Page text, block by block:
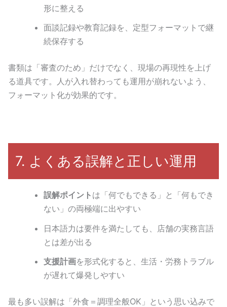
形に整える
面談記録や教育記録を、定型フォーマットで継
続保存する
書類は「審査のため」だけでなく、現場の再現性を上げ
る道具です。人が入れ替わっても運用が崩れないよう、
フォーマット化が効果的です。
7. よくある誤解と正しい運用
誤解ポイント は「何でもできる」と「何もでき
ない」の両極端に出やすい
日本語力は要件を満たしても、店舗の実務言語
とは差が出る
支援計画を形式化すると、生活・労務トラブル
が遅れて爆発しやすい
最も多い誤解は「外食＝調理全般OK」という思い込みで